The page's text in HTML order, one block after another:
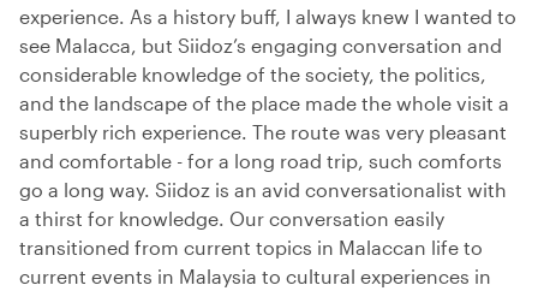
experience. As a history buff, I always knew I wanted to
see Malacca, but Siidoz’s engaging conversation and
considerable knowledge of the society, the politics,
and the landscape of the place made the whole visit a
superbly rich experience. The route was very pleasant
and comfortable - for a long road trip, such comforts
go a long way. Siidoz is an avid conversationalist with
a thirst for knowledge. Our conversation easily
transitioned from current topics in Malaccan life to
current events in Malaysia to cultural experiences in